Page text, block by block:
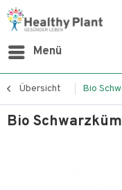
Menü
Übersicht Bio
Bio